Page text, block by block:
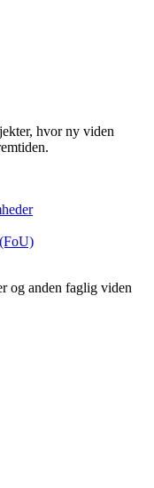
hvor ny viden
og anden faglig viden